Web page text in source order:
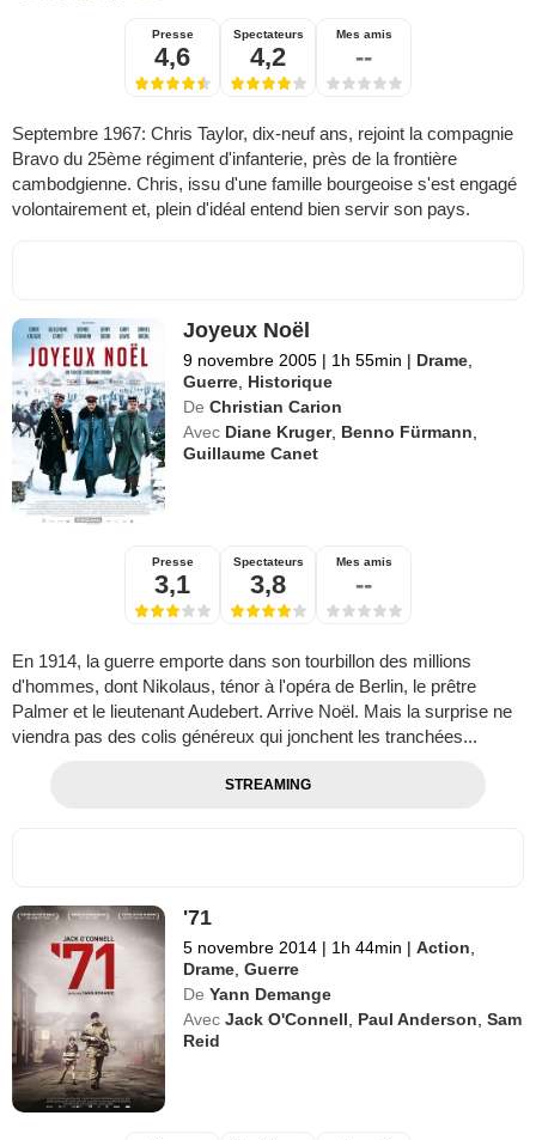
Presse
4,6
Spectateurs
4,2
Mes amis
--
Septembre 1967: Chris Taylor, dix-neuf ans, rejoint la compagnie
Bravo du 25ème régiment d'infanterie, près de la frontière
cambodgienne. Chris, issu d'une famille bourgeoise s'est engagé
volontairement et, plein d'idéal entend bien servir son pays.
Joyeux Noël
9 novembre 2005 | 1h 55min | Drame
Guerre Historique
De Christian Carion
Avec Diane Kruger, Benno Fürmann
Guillaume Canet
Presse
3,1
Spectateurs
3,8
Mes amis
--
En 1914, la guerre emporte dans son tourbillon des millions
d'hommes, dont Nikolaus, ténor à l'opéra de Berlin, le prêtre
Palmer et le lieutenant Audebert. Arrive Noël. Mais la surprise ne
viendra pas des colis généreux qui jonchent les tranchées...
STREAMING
'71
5 novembre 2014 | 1h 44min | Action
Drame ,Guerre
De Yann Demange
Avec Jack O'Connell Paul Anderson ,Sam
Reid